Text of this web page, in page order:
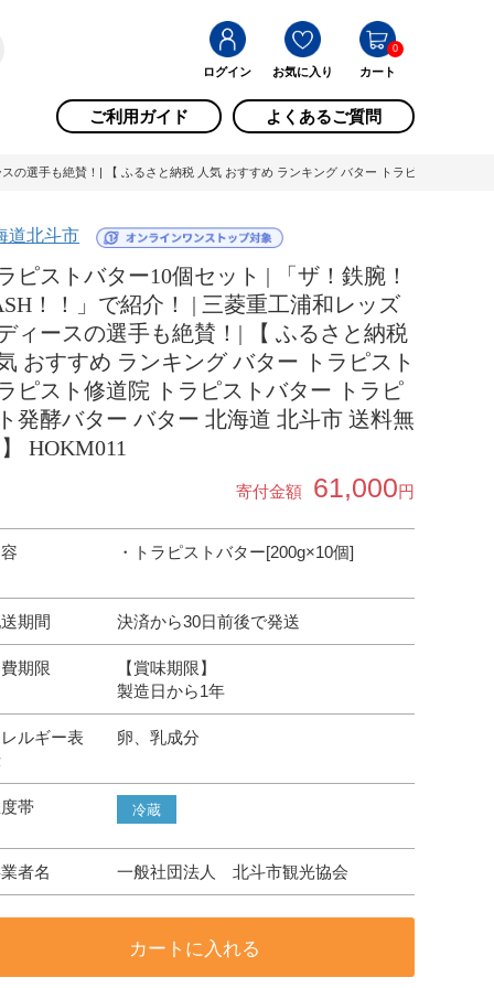
ログイン お気に入り カート
0
ご利用ガイド よくあるご質問
の選手も絶賛！| 【 ふるさと納税 人気 おすすめ ランキング バター トラピスト トラ
道北斗市
ピストバター10個セット | 「ザ！鉄腕！
！！」で紹介！ | 三菱重工浦和レッズ
ィースの選手も絶賛！| 【 ふるさと納税
おすすめ ランキング バター トラピスト
ピスト修道院 トラピストバター トラピ
発酵バター バター 北海道 北斗市 送料無
HOKM011
寄付金額 61,000円
・トラピストバター[200g×10個]
期間 決済から30日前後で発送
期限
【賞味期限】
製造日から1年
ルギー表
卵、乳成分
帯 冷蔵
者名 一般社団法人 北斗市観光協会
カートに入れる